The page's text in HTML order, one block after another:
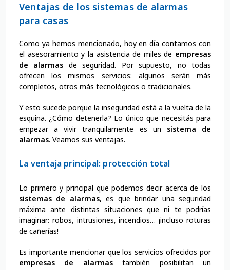
Ventajas de los sistemas de alarmas
para casas
Como ya hemos mencionado, hoy en día contamos con
el asesoramiento y la asistencia de miles de empresas
de alarmas de seguridad. Por supuesto, no todas
ofrecen los mismos servicios: algunos serán más
completos, otros más tecnológicos o tradicionales.
Y esto sucede porque la inseguridad está a la vuelta de la
esquina. ¿Cómo detenerla? Lo único que necesitás para
empezar a vivir tranquilamente es un sistema de
alarmas. Veamos sus ventajas.
La ventaja principal: protección total
Lo primero y principal que podemos decir acerca de los
sistemas de alarmas, es que brindar una seguridad
máxima ante distintas situaciones que ni te podrías
imaginar: robos, intrusiones, incendios… ¡incluso roturas
de cañerías!
Es importante mencionar que los servicios ofrecidos por
empresas de alarmastambién posibilitan un